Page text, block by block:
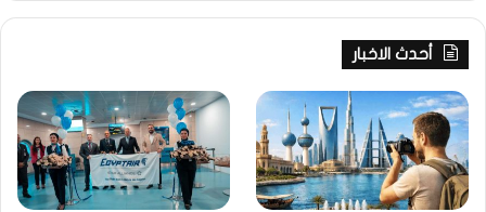
أحدث الاخبار